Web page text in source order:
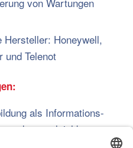
Hersteller: Honeywell,
und Telenot
als Informations-
oder vergleichbare